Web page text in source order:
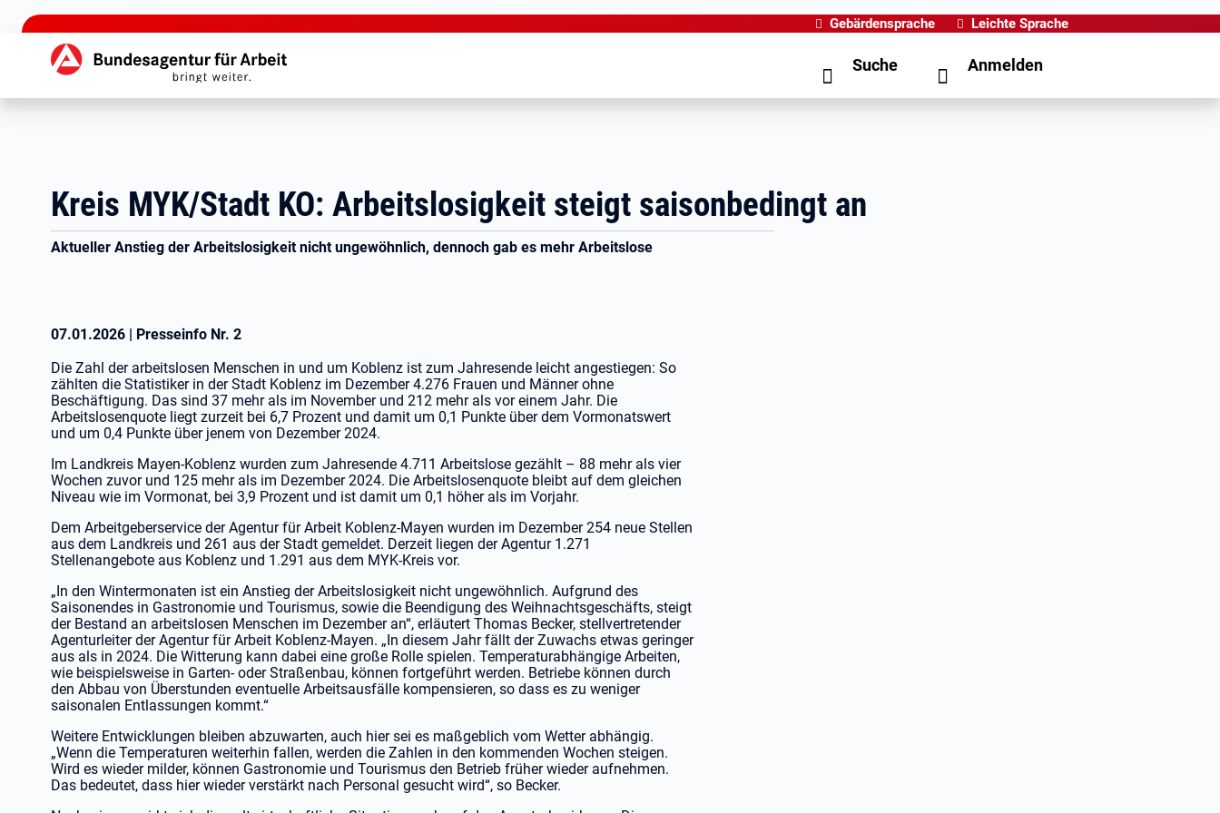
zu den Hauptinhalten springen
Gebärdensprache Leichte Sprache
Hauptnavigation Suche Anmelden
Kreis MYK/Stadt KO: Arbeitslosigkeit steigt saisonbedingt an
Aktueller Anstieg der Arbeitslosigkeit nicht ungewöhnlich, dennoch gab es mehr Arbeitslose
07.01.2026 | Presseinfo Nr. 2
Die Zahl der arbeitslosen Menschen in und um Koblenz ist zum Jahresende leicht angestiegen: So
zählten die Statistiker in der Stadt Koblenz im Dezember 4.276 Frauen und Männer ohne
Beschäftigung. Das sind 37 mehr als im November und 212 mehr als vor einem Jahr. Die
Arbeitslosenquote liegt zurzeit bei 6,7 Prozent und damit um 0,1 Punkte über dem Vormonatswert
und um 0,4 Punkte über jenem von Dezember 2024.
Im Landkreis Mayen-Koblenz wurden zum Jahresende 4.711 Arbeitslose gezählt – 88 mehr als vier
Wochen zuvor und 125 mehr als im Dezember 2024. Die Arbeitslosenquote bleibt auf dem gleichen
Niveau wie im Vormonat, bei 3,9 Prozent und ist damit um 0,1 höher als im Vorjahr.
Dem Arbeitgeberservice der Agentur für Arbeit Koblenz-Mayen wurden im Dezember 254 neue Stellen
aus dem Landkreis und 261 aus der Stadt gemeldet. Derzeit liegen der Agentur 1.271
Stellenangebote aus Koblenz und 1.291 aus dem MYK-Kreis vor.
„In den Wintermonaten ist ein Anstieg der Arbeitslosigkeit nicht ungewöhnlich. Aufgrund des
Saisonendes in Gastronomie und Tourismus, sowie die Beendigung des Weihnachtsgeschäfts, steigt
der Bestand an arbeitslosen Menschen im Dezember an“, erläutert Thomas Becker, stellvertretender
Agenturleiter der Agentur für Arbeit Koblenz-Mayen. „In diesem Jahr fällt der Zuwachs etwas geringer
aus als in 2024. Die Witterung kann dabei eine große Rolle spielen. Temperaturabhängige Arbeiten,
wie beispielsweise in Garten- oder Straßenbau, können fortgeführt werden. Betriebe können durch
den Abbau von Überstunden eventuelle Arbeitsausfälle kompensieren, so dass es zu weniger
saisonalen Entlassungen kommt.“
Weitere Entwicklungen bleiben abzuwarten, auch hier sei es maßgeblich vom Wetter abhängig.
„Wenn die Temperaturen weiterhin fallen, werden die Zahlen in den kommenden Wochen steigen.
Wird es wieder milder, können Gastronomie und Tourismus den Betrieb früher wieder aufnehmen.
Das bedeutet, dass hier wieder verstärkt nach Personal gesucht wird“, so Becker.